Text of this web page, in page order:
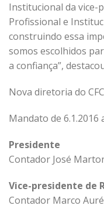
Institucional da vice-
Profissional e
construindo essa
somos escolhidos
a confiança”,
Nova diretoria do CFC
Mandato de 6.1.2016
Presidente
Contador José
Vice-presidente de
Contador Marco